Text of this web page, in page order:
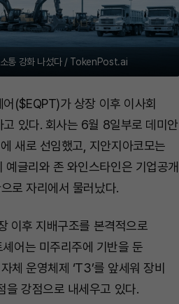
소통 강화 나섰다 / TokenPost.ai
($EQPT)가 상장 이후 이사회
있다. 회사는 6월 8일부로 데미안
새로 선임했고, 지안지아코모는
글리와 존 와인스타인은 기업공개
로 자리에서 물러났다.
이후 지배구조를 본격적으로
어는 미주리주에 기반을 둔
체 운영체제 ‘T3’를 앞세워 장비
을 강점으로 내세우고 있다.